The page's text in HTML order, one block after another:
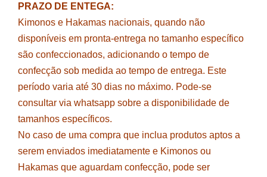
PRAZO DE ENTEGA:
Kimonos e Hakamas nacionais, quando não
disponíveis em pronta-entrega no tamanho específico
são confeccionados, adicionando o tempo de
confecção sob medida ao tempo de entrega. Este
período varia até 30 dias no máximo. Pode-se
consultar via whatsapp sobre a disponibilidade de
tamanhos específicos.
No caso de uma compra que inclua produtos aptos a
serem enviados imediatamente e Kimonos ou
Hakamas que aguardam confecção, pode ser